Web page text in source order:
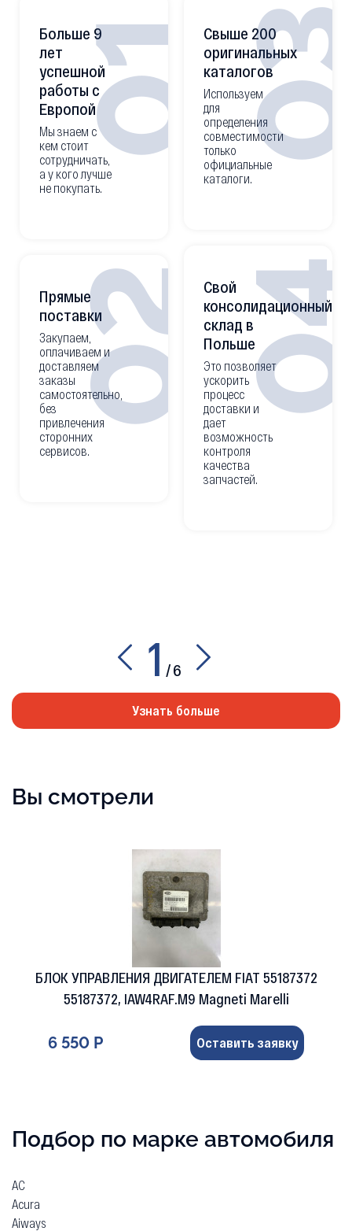
01
Больше 9
лет
успешной
работы с
Европой
Мы знаем с
кем стоит
сотрудничать,
а у кого лучше
не покупать.
02
Прямые
поставки
Закупаем,
оплачиваем и
доставляем
заказы
самостоятельно,
без
привлечения
сторонних
сервисов.
Свыше 200
оригинальных
каталогов
Используем
для
определения
совместимости
только
официальные
каталоги.
Свой
консолидационный
склад в
Польше
Это позволяет
ускорить
процесс
доставки и
дает
возможность
контроля
качества
запчастей.
1 /6
Узнать больше
Вы смотрели
БЛОК УПРАВЛЕНИЯ ДВИГАТЕЛЕМ FIAT 55187372
55187372, IAW4RAF.M9 Magneti Marelli
6 550 Р Оставить заявку
Подбор по марке автомобиля
AC
Acura
Aiways